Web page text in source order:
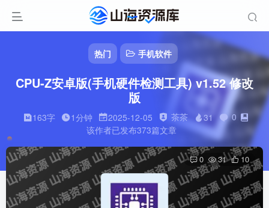
热门 手机软件
CPU-Z安卓版(手机硬件检测工具) v1.52 修改
版
163字 1分钟 2025-12-05 茶茶 31
0
该作者已发布373篇文章
0 31 10